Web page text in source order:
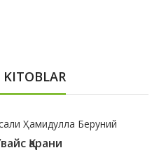
KITOBLAR
Ҳамидулла Беруний
Қарани